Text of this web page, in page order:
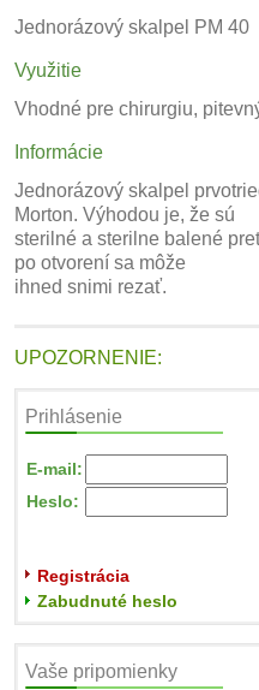
Jednorázový skalpel PM 40
Využitie
Vhodné pre chirurgiu,
Informácie
Jednorázový skalpel
Morton. Výhodou je, že sú
sterilné a sterilne balené
po otvorení sa môže
ihned snimi rezať.
UPOZORNENIE:
Prihlásenie
E-mail:
Heslo:
Registrácia
Zabudnuté heslo
Vaše pripomienky